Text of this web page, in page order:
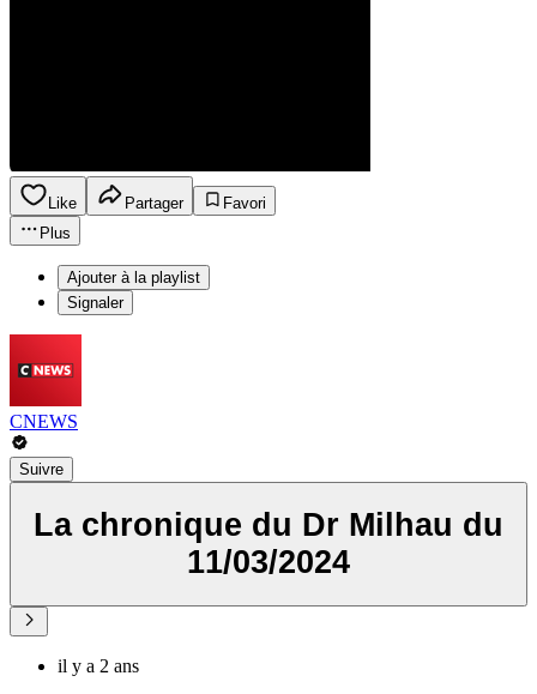
Like Partager
Favori
Plus
Ajouter à la playlist
Signaler
CNEWS
Suivre
La chronique du Dr Milhau du
11/03/2024
il y a 2 ans